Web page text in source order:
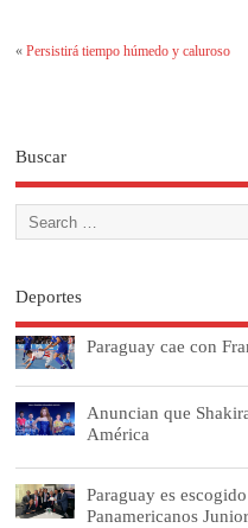
«Persistirá tiempo húmedo y caluroso
Buscar
Deportes
Paraguay cae con
Anuncian que
América
Paraguay es
Panamericanos